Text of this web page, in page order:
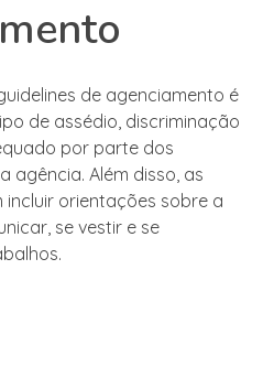
de agenciamento é
de assédio, discriminação
por parte dos
agência. Além disso, as
orientações sobre a
se vestir e se